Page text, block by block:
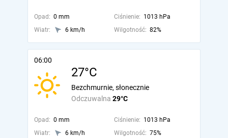
Opad: 0 mm Ciśnienie: 1013 hPa
Wiatr:
6 km/h Wilgotność: 82%
06:00
27°C
Odczuwalna 29°C
Bezchmurnie, słonecznie
Opad: 0 mm Ciśnienie: 1013 hPa
Wiatr:
6 km/h Wilgotność: 75%